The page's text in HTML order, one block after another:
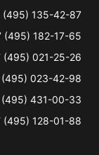
(495) 135-42-87
(495) 182-17-65
(495) 021-25-26
(495) 023-42-98
(495) 431-00-33
(495) 128-01-88